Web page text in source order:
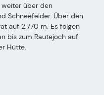
weiter über den
Schneefelder. Über den
auf 2.770 m. Es folgen
bis zum Rautejoch auf
Hütte.